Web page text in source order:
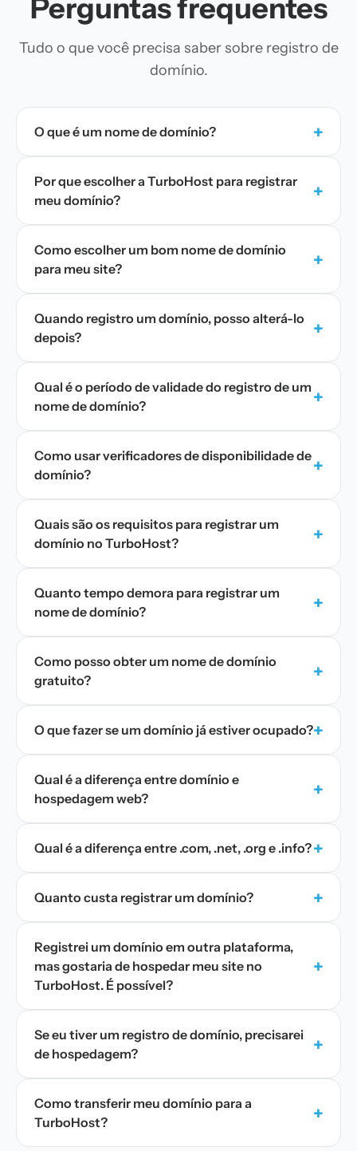
Perguntas frequentes
Tudo o que você precisa saber sobre registro de
domínio.
O que é um nome de domínio? +
Por que escolher a TurboHost para registrar
meu domínio?
+
Como escolher um bom nome de domínio
para meu site?
+
Quando registro um domínio, posso alterá-lo
depois?
+
Qual é o período de validade do registro de um
nome de domínio?
+
Como usar verificadores de disponibilidade de
domínio?
+
Quais são os requisitos para registrar um
domínio no TurboHost?
+
Quanto tempo demora para registrar um
nome de domínio?
+
Como posso obter um nome de domínio
gratuito?
+
O que fazer se um domínio já estiver ocupado?+
Qual é a diferença entre domínio e
hospedagem web?
+
Qual é a diferença entre .com, .net, .org e .info?+
Quanto custa registrar um domínio? +
Registrei um domínio em outra plataforma,
mas gostaria de hospedar meu site no
TurboHost. É possível?
+
Se eu tiver um registro de domínio, precisarei
de hospedagem?
+
Como transferir meu domínio para a
TurboHost?
+